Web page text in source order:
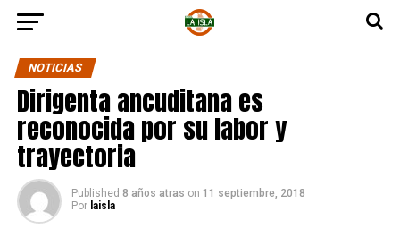
NOTICIAS
Dirigenta ancuditana es
reconocida por su labor y
trayectoria
Published 8 años atras on 11 septiembre, 2018
Por laisla